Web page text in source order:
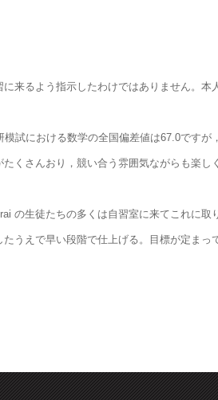
来るよう指示したわけではありません。本
試における数学の全国偏差値は67.0ですが
くさんおり，競い合う雰囲気ながらも楽し
の生徒たちの多くは自習室に来てこれに取
うえで早い段階で仕上げる。目標が定まっ